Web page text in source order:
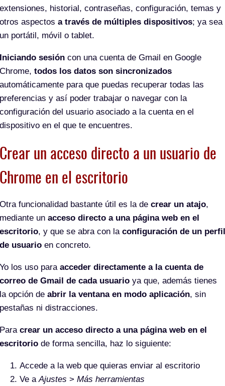
extensiones, historial, contraseñas, configuración, temas y
otros aspectos a través de múltiples dispositivos; ya sea
un portátil, móvil o tablet.
Iniciando sesión con una cuenta de Gmail en Google
Chrome, todos los datos son sincronizados
automáticamente para que puedas recuperar todas las
preferencias y así poder trabajar o navegar con la
configuración del usuario asociado a la cuenta en el
dispositivo en el que te encuentres.
Crear un acceso directo a un usuario de
Chrome en el escritorio
Otra funcionalidad bastante útil es la de crear un atajo,
mediante un acceso directo a una página web en el
escritorio, y que se abra con la configuración de un perfil
de usuario en concreto.
Yo los uso para acceder directamente a la cuenta de
correo de Gmail de cada usuario ya que, además tienes
la opción de abrir la ventana en modo aplicación, sin
pestañas ni distracciones.
Para crear un acceso directo a una página web en el
escritorio de forma sencilla, haz lo siguiente:
Accede a la web que quieras enviar al escritorio
Ve aAjustes > Más herramientas